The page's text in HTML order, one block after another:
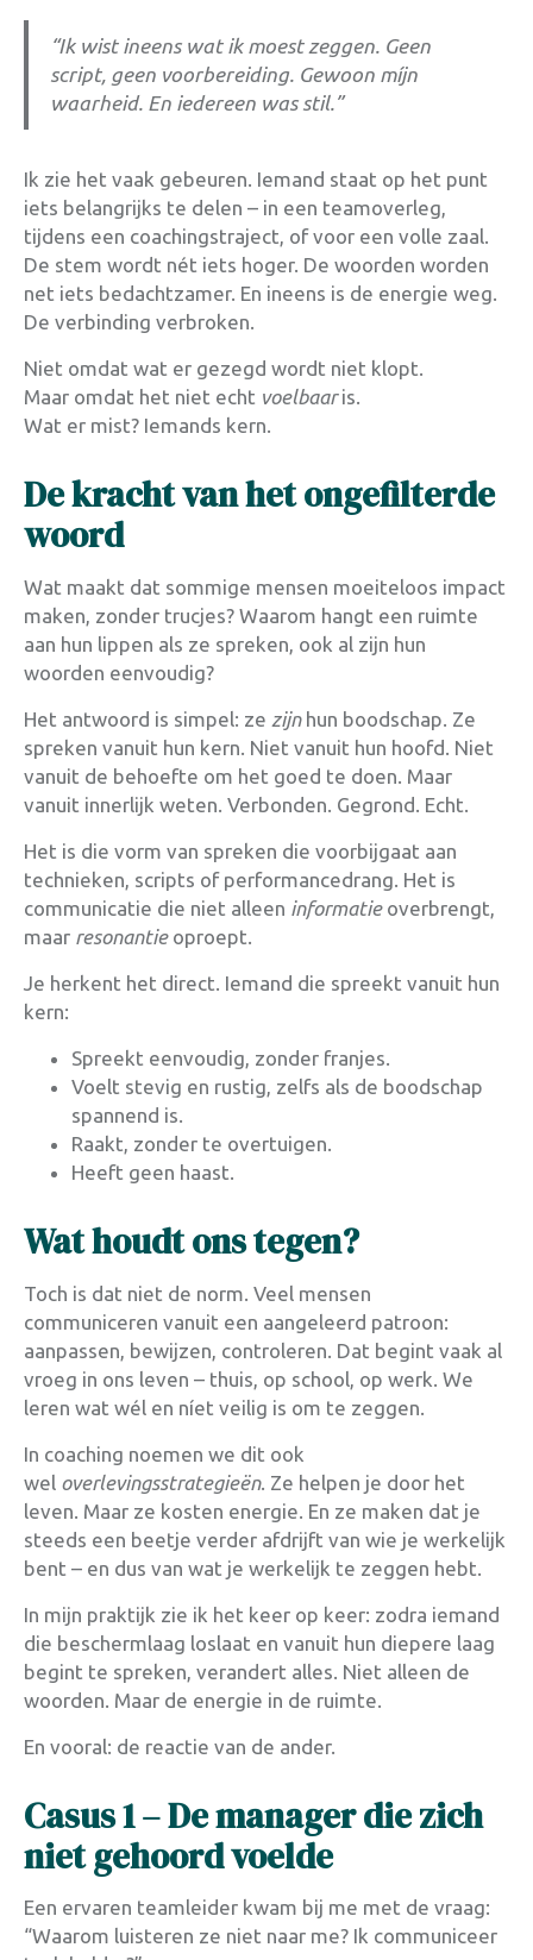
“Ik wist ineens wat ik moest zeggen. Geen
script, geen voorbereiding. Gewoon míjn
waarheid. En iedereen was stil.”
Ik zie het vaak gebeuren. Iemand staat op het punt
iets belangrijks te delen – in een teamoverleg,
tijdens een coachingstraject, of voor een volle zaal.
De stem wordt nét iets hoger. De woorden worden
net iets bedachtzamer. En ineens is de energie weg.
De verbinding verbroken.
Niet omdat wat er gezegd wordt niet klopt.
Maar omdat het niet echt voelbaaris.
Wat er mist? Iemands kern.
De kracht van het ongefilterde
woord
Wat maakt dat sommige mensen moeiteloos impact
maken, zonder trucjes? Waarom hangt een ruimte
aan hun lippen als ze spreken, ook al zijn hun
woorden eenvoudig?
Het antwoord is simpel: ze zijnhun boodschap. Ze
spreken vanuit hun kern. Niet vanuit hun hoofd. Niet
vanuit de behoefte om het goed te doen. Maar
vanuit innerlijk weten. Verbonden. Gegrond. Echt.
Het is die vorm van spreken die voorbijgaat aan
technieken, scripts of performancedrang. Het is
communicatie die niet alleen informatieoverbrengt,
maar resonantieoproept.
Je herkent het direct. Iemand die spreekt vanuit hun
kern:
Spreekt eenvoudig, zonder franjes.
Voelt stevig en rustig, zelfs als de boodschap
spannend is.
Raakt, zonder te overtuigen.
Heeft geen haast.
Wat houdt ons tegen?
Toch is dat niet de norm. Veel mensen
communiceren vanuit een aangeleerd patroon:
aanpassen, bewijzen, controleren. Dat begint vaak al
vroeg in ons leven – thuis, op school, op werk. We
leren wat wél en níet veilig is om te zeggen.
In coaching noemen we dit ook
wel overlevingsstrategieën. Ze helpen je door het
leven. Maar ze kosten energie. En ze maken dat je
steeds een beetje verder afdrijft van wie je werkelijk
bent – en dus van wat je werkelijk te zeggen hebt.
In mijn praktijk zie ik het keer op keer: zodra iemand
die beschermlaag loslaat en vanuit hun diepere laag
begint te spreken, verandert alles. Niet alleen de
woorden. Maar de energie in de ruimte.
En vooral: de reactie van de ander.
Casus 1 – De manager die zich
niet gehoord voelde
Een ervaren teamleider kwam bij me met de vraag:
“Waarom luisteren ze niet naar me? Ik communiceer